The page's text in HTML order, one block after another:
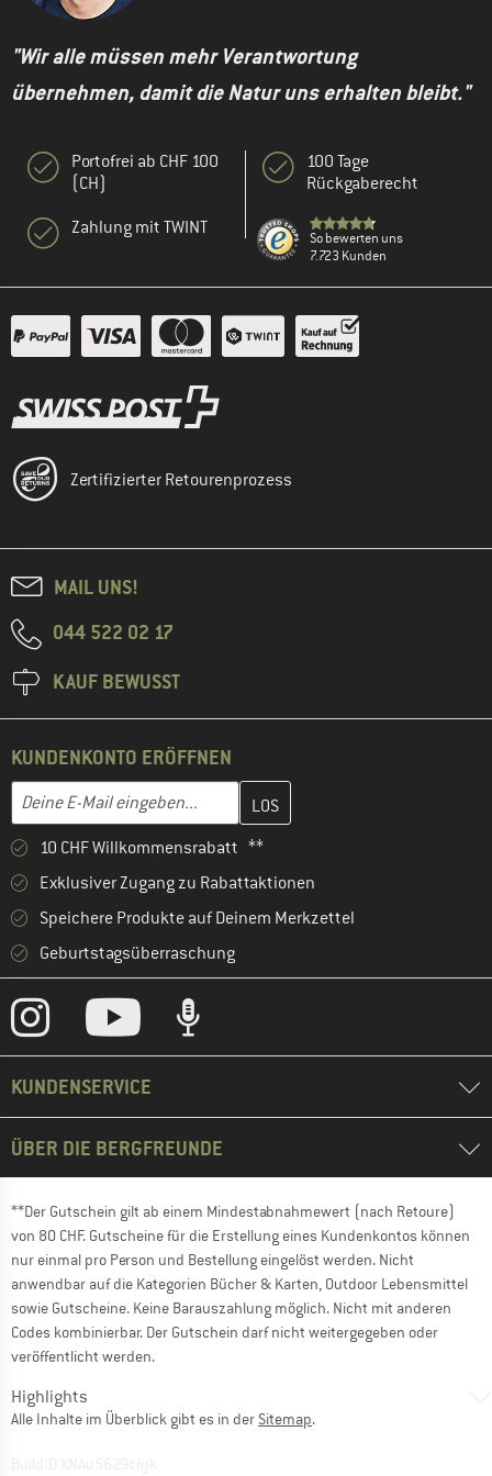
"Wir alle müssen mehr Verantwortung
übernehmen, damit die Natur uns erhalten bleibt."
Portofrei ab CHF 100
(CH)
Zahlung mit TWINT
100 Tage
Rückgaberecht
So bewerten uns
7.723 Kunden
Zertifizierter Retourenprozess
MAIL UNS!
044 522 02 17
KAUF BEWUSST
KUNDENKONTO ERÖFFNEN
E-Mail-Adresse
Gib hier deine E-Mail-Adresse ein und erstelle im nächsten
10 CHF Willkommensrabatt **
Exklusiver Zugang zu Rabattaktionen
Speichere Produkte auf Deinem Merkzettel
Geburtstagsüberraschung
KUNDENSERVICE
ÜBER DIE BERGFREUNDE
**Der Gutschein gilt ab einem Mindestabnahmewert (nach Retoure)
von 80 CHF. Gutscheine für die Erstellung eines Kundenkontos können
nur einmal pro Person und Bestellung eingelöst werden. Nicht
anwendbar auf die Kategorien Bücher & Karten, Outdoor Lebensmittel
sowie Gutscheine. Keine Barauszahlung möglich. Nicht mit anderen
Codes kombinierbar. Der Gutschein darf nicht weitergegeben oder
veröffentlicht werden.
Highlights
Alle Inhalte im Überblick gibt es in der Sitemap.